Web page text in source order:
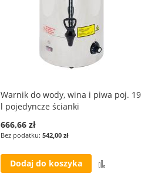
Warnik do wody, wina i piwa poj. 19
l pojedyncze ścianki
666,66 zł
542,00 zł
Dodaj do koszyka